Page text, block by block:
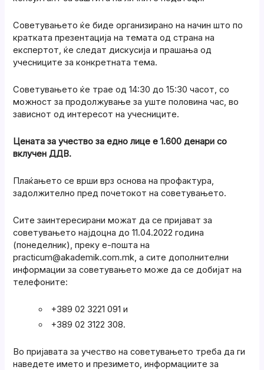
Советувањето ќе биде организирано на начин што по
кратката презентација на темата од страна на
експертот, ќе следат дискусија и прашања од
учесниците за конкретната тема.
Советувањето ќе трае од 14:30 до 15:30 часот, со
можност за продолжување за уште половина час, во
зависнот од интересот на учесниците.
Цената за учество за едно лице е 1.600 денари со
вклучен ДДВ.
Плаќањето се врши врз основа на профактура,
задолжително пред почетокот на советувањето.
Сите заинтересирани можат да се пријават за
советувањето најдоцна до 11.04.2022 година
(понеделник), преку е-пошта на
practicum@akademik.com.mk, а сите дополнителни
информации за советувањето може да се добијат на
телефоните:
+389 02 3221 091 и
+389 02 3122 308.
Во пријавата за учество на советувањето треба да ги
наведете името и презимето, информациите за